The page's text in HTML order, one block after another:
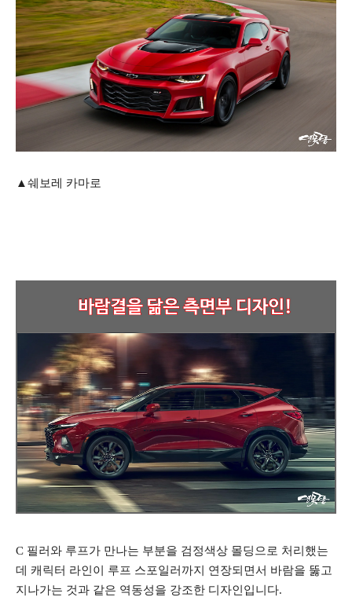
▲쉐보레 카마로
C 필러와 루프가 만나는 부분을 검정색상 몰딩으로 처리했는
데 캐릭터 라인이 루프 스포일러까지 연장되면서 바람을 뚫고
지나가는 것과 같은 역동성을 강조한 디자인입니다.